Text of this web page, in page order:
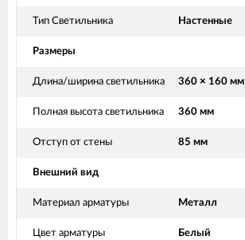
Тип Светильника Настенные
Размеры
Длина/ширина светильника 360 × 160 мм
Полная высота светильника 360 мм
Отступ от стены 85 мм
Внешний вид
Материал арматуры Металл
Цвет арматуры Белый